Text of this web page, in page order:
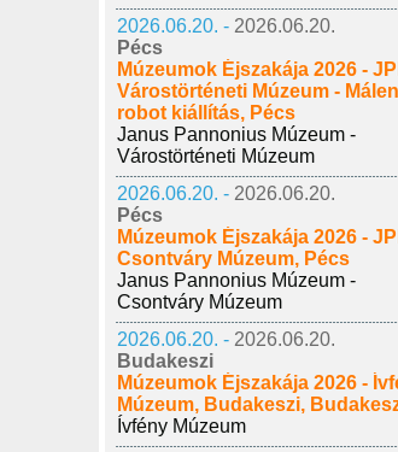
2026.06.20. - 2026.06.20.
Pécs
Múzeumok Éjszakája 2026 -
Várostörténeti Múzeum -
robot kiállítás, Pécs
Janus Pannonius Múzeum -
Várostörténeti Múzeum
2026.06.20. - 2026.06.20.
Pécs
Múzeumok Éjszakája 2026 -
Csontváry Múzeum, Pécs
Janus Pannonius Múzeum -
Csontváry Múzeum
2026.06.20. - 2026.06.20.
Budakeszi
Múzeumok Éjszakája 2026 -
Múzeum, Budakeszi,
Ívfény Múzeum